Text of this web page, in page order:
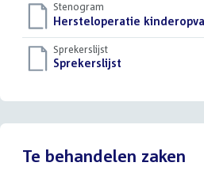
Stenogram
Download
bestand:
Hersteloperatie
Sprekerslijst
Download
Sprekerslijst
Te behandelen zaken